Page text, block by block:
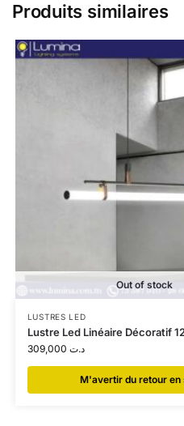
Produits similaires
Out of stock
LUSTRES LED
Lustre Led Linéaire Décoratif
د.ت
​M'avertir du retour en